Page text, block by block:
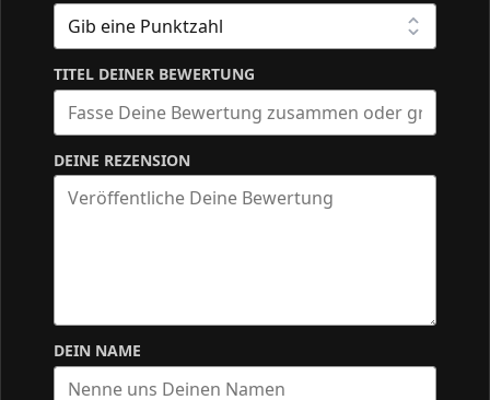
TITEL DEINER BEWERTUNG
DEINE REZENSION
DEIN NAME